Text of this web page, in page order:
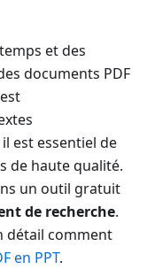
et des
documents PDF
est essentiel de
de haute qualité.
un outil gratuit
de recherche.
détail comment
en PPT.